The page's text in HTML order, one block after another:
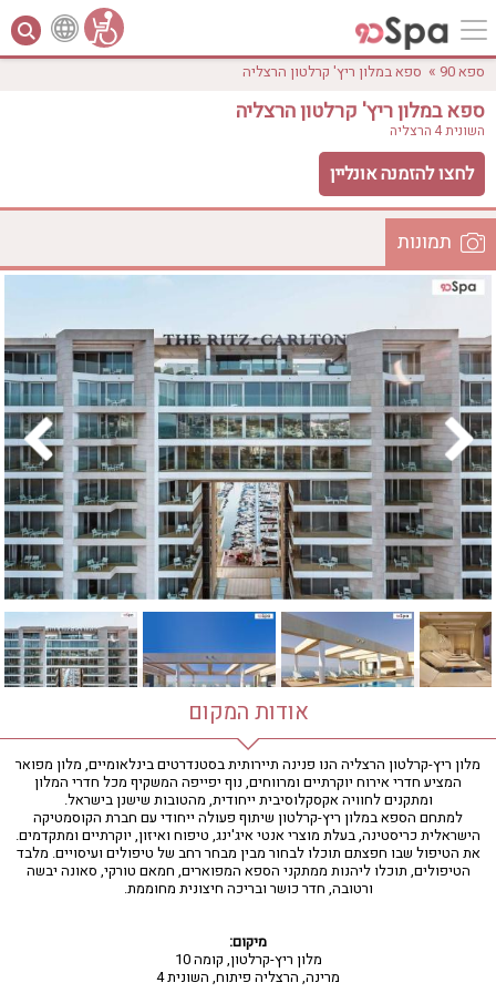
לפי אבזורים
אירוודה
ארוחה
בריכה מחוממת
בריכה חיצונית
ג'קוזי
ג'קוזי פרטי
חדר כושר
חמאם טורקי
טיפול במים
טיפול קלאסי
טיפולי קוסמטיקה
סאונה רטובה
סאונה יבשה
עיסוי תאילנדי
שיאצו
טווח מחירים
ספא 90 » ספא במלון ריץ' קרלטון הרצליה
ספא במלון ריץ' קרלטון הרצליה
השונית 4 הרצליה
לחצו להזמנה אונליין
תמונות
המקום
אודות המקום
מלון ריץ-קרלטון הרצליה הנו פנינה תיירותית בסטנדרטים בינלאומיים, מלון מפואר
המציע חדרי אירוח יוקרתיים ומרווחים, נוף יפייפה המשקיף מכל חדרי המלון
ומתקנים לחוויה אקסקלוסיבית ייחודית, מהטובות שישנן בישראל.
למתחם הספא במלון ריץ-קרלטון שיתוף פעולה ייחודי עם חברת הקוסמטיקה
הישראלית כריסטינה, בעלת מוצרי אנטי איג'ינג, טיפוח ואיזון, יוקרתיים ומתקדמים.
את הטיפול שבו חפצתם תוכלו לבחור מבין מבחר רחב של טיפולים ועיסויים. מלבד
הטיפולים, תוכלו ליהנות ממתקני הספא המפוארים, חמאם טורקי, סאונה יבשה
ורטובה, חדר כושר ובריכה חיצונית מחוממת.
מיקום:
מלון ריץ-קרלטון, קומה 10
מרינה, הרצליה פיתוח, השונית 4